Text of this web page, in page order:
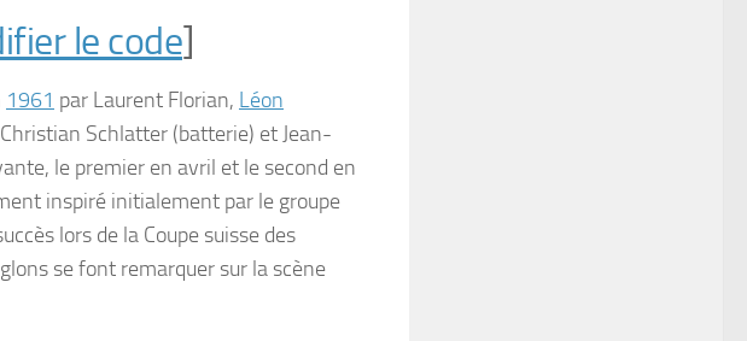
le code]
1961 par Laurent Florian, Léon
Schlatter (batterie) et Jean-
le premier en avril et le second en
inspiré initialement par le groupe
lors de la Coupe suisse des
se font remarquer sur la scène